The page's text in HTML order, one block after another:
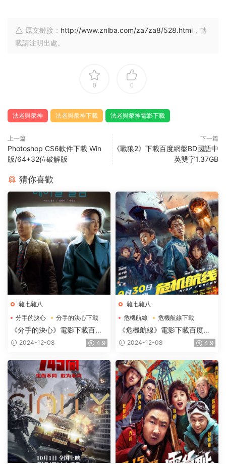
原文鏈接： http://www.znlba.com/za7za8/528.html ，轉
載請注明出處。
0 0
法老與衆神 法老與衆神下載 法老與衆神電影下載
上一篇
Photoshop CS6軟件下載 Win
版/64+32位破解版
下一篇
《戰狼2》下載百度網盤BD國語中
英雙字1.37GB
猜你喜歡
雜七雜八
分手的決心
分手的決心下載
分手的決心電影下載
《分手的決心》電影下載百度
網盤2022_BD韓語中字2GB
2024-12-08 4.9
雜七雜八
危機航線
危機航線下載
危機航線電影下載
《危機航線》電影下載百度網
盤2024_HD國語中英雙字
2024-12-08 4.9